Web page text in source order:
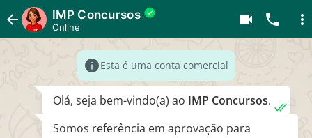
IMP Concursos
Online
IMP Concursos